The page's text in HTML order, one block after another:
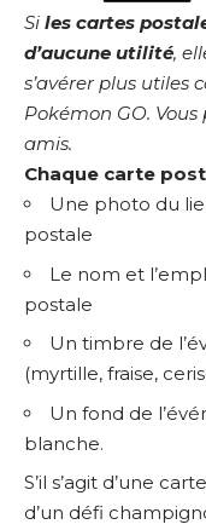
Si les cartes
d’aucune utilité,
s’avérer plus utiles
Pokémon GO.
amis.
Chaque carte
Une photo du
postale
Le nom et
postale
Un timbre de
(myrtille, fraise,
Un fond de
blanche.
S’il s’agit d’une
d’un défi